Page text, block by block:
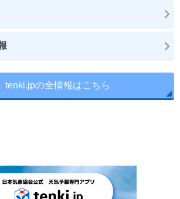
tenki.jpの全情報はこちら